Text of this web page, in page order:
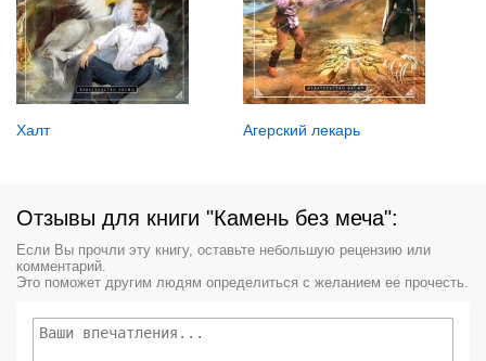
Халт Агерский лекарь
Отзывы для книги "Камень без меча":
Если Вы прочли эту книгу, оставьте небольшую рецензию или
комментарий.
Это поможет другим людям определиться с желанием ее прочесть.